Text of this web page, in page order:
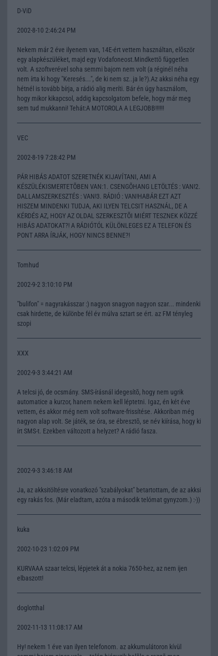
D-ViD
2002-8-10 2:46:24 PM
Nekem már 2 éve ilyenem van, 14E-ért vettem használtan, elõször
egy alapkészüléket, majd egy Vodafoneost.Mindkettõ független
volt. A szoftverével soha semmi bajom nem volt (a réginél néha
nem írta ki hogy "Keresés...", de ki nem sz..ja le?).Az akksi néha egy
hétnél is tovább bírja, a rádió alig meríti. Bár én úgy használom,
hogy mikor kikapcsol, addig kapcsolgatom befele, hogy már meg
sem tud mukkanni! Tehát:A MOTOROLA A LEGJOBB!!!!!!
VEC
2002-8-19 7:28:42 PM
PÁR HIBÁS ADATOT SZERETNÉK KIJAVÍTANI, AMI A
KÉSZÜLÉKISMERTETÕBEN VAN:1. CSENGÕHANG LETÖLTÉS : VAN!2.
DALLAMSZERKESZTÉS : VAN!3. RÁDIÓ : VAN!HABÁR EZT AZT
HISZEM MINDENKI TUDJA, AKI ILYEN TELCSIT HASZNÁL, DE A
KÉRDÉS AZ, HOGY AZ OLDAL SZERKESZTÕI MIÉRT TESZNEK KÖZZÉ
HIBÁS ADATOKAT?! A RÁDIÓTÓL KÜLÖNLEGES EZ A TELEFON ÉS
PONT ARRA ÍRJÁK, HOGY NINCS BENNE?!
Tomhud
2002-9-2 3:10:10 PM
"bulifon" = nagyrakásszar :) nagyon snagyon nagyon szar... mindenki
csak hirdette, de különbe fél év múlva sztart se ért. az FM tényleg
szopi
XXX
2002-9-3 3:44:21 AM
A telcsi jó, de ocsmány. SMS-írásnál idegesítõ, hogy nem ugrik
automatice a kurzor, hanem nekem kell léptetni. Igaz, én két éve
vettem, és akkor még nem volt software-frissítése. Akkoriban még
nagyon alap volt. Se játék, se óra, se ébresztõ, se név kiírása, hogy ki
írt SMS-t. Ezekben változott a helyzet? A rádió fasza.
2002-9-3 3:46:18 AM
Ja, az akksitöltésre vonatkozó "szabályokat" betartottam, de az akksi
egy rakás fos. (Már eladtam, azóta a második telómat gynyzom.) :-))
kuka
2002-10-23 1:02:09 PM
KURVAAA szaar telcsi, lépjetek át a nokia 7650-hez, az nem ijen
elbaszott!
doglotthal
2002-11-13 11:08:17 AM
Hy! nekem 1 éve van ilyen telefonom. az akkumulátoron kívül